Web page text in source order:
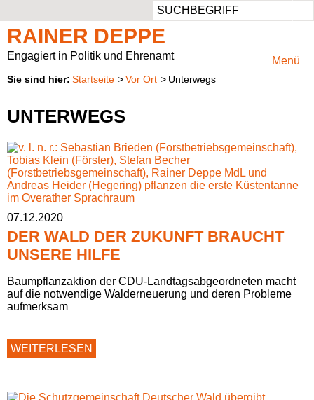
RAINER DEPPE
Engagiert in Politik und Ehrenamt Menü
Startseite Vor Ort Unterwegs
UNTERWEGS
07.12.2020
DER WALD DER ZUKUNFT BRAUCHT
UNSERE HILFE
Baumpflanzaktion der CDU-Landtagsabgeordneten macht
auf die notwendige Walderneuerung und deren Probleme
aufmerksam
WEITERLESEN
WALD
Aus dem Landtag
Pressemeldungen
Reden
Anträge
Parlamentarische Anfragen
Wahlprüfsteine
Privater Werdegang
Politischer Werdegang
Aufgaben
Natur im Landtag
Kreistagsabgeordneter
Rheinisch-Bergischer Kreis
Kontaktformular